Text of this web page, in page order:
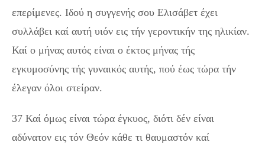
επερίμενες. Ιδού η συγγενής σου Ελισάβετ έχει
συλλάβει καί αυτή υιόν εις τήν γεροντικήν της ηλικίαν.
Καί ο μήνας αυτός είναι ο έκτος μήνας τής
εγκυμοσύνης τής γυναικός αυτής, πού έως τώρα τήν
έλεγαν όλοι στείραν.
37 Καί όμως είναι τώρα έγκυος, διότι δέν είναι
αδύνατον εις τόν Θεόν κάθε τι θαυμαστόν καί